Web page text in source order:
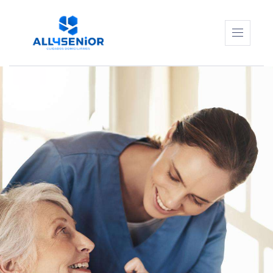
SERVIÇOS
CUIDADORES
CONTEÚDOS
CONTACTOS
–
da
–